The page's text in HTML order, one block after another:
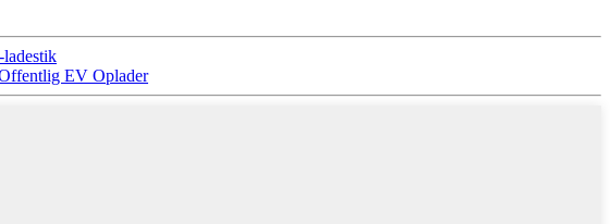
EV Oplader